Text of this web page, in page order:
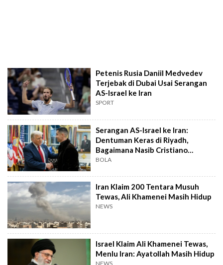
Petenis Rusia Daniil Medvedev
Terjebak di Dubai Usai Serangan
AS-Israel ke Iran
SPORT
Serangan AS-Israel ke Iran:
Dentuman Keras di Riyadh,
Bagaimana Nasib Cristiano
Ronaldo?
BOLA
Iran Klaim 200 Tentara Musuh
Tewas, Ali Khamenei Masih Hidup
NEWS
Israel Klaim Ali Khamenei Tewas,
Menlu Iran: Ayatollah Masih Hidup
NEWS